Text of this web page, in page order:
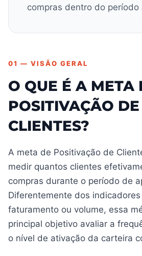
compras dentro do período
01 — VISÃO GERAL
O QUE É A META
POSITIVAÇÃO DE
CLIENTES?
A meta de Positivação de
medir quantos clientes
compras durante o período de
Diferentemente dos
faturamento ou volume, essa
principal objetivo avaliar a
o nível de ativação da carteira